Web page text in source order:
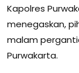
Kapolres
menegaskan,
malam
Purwakarta.